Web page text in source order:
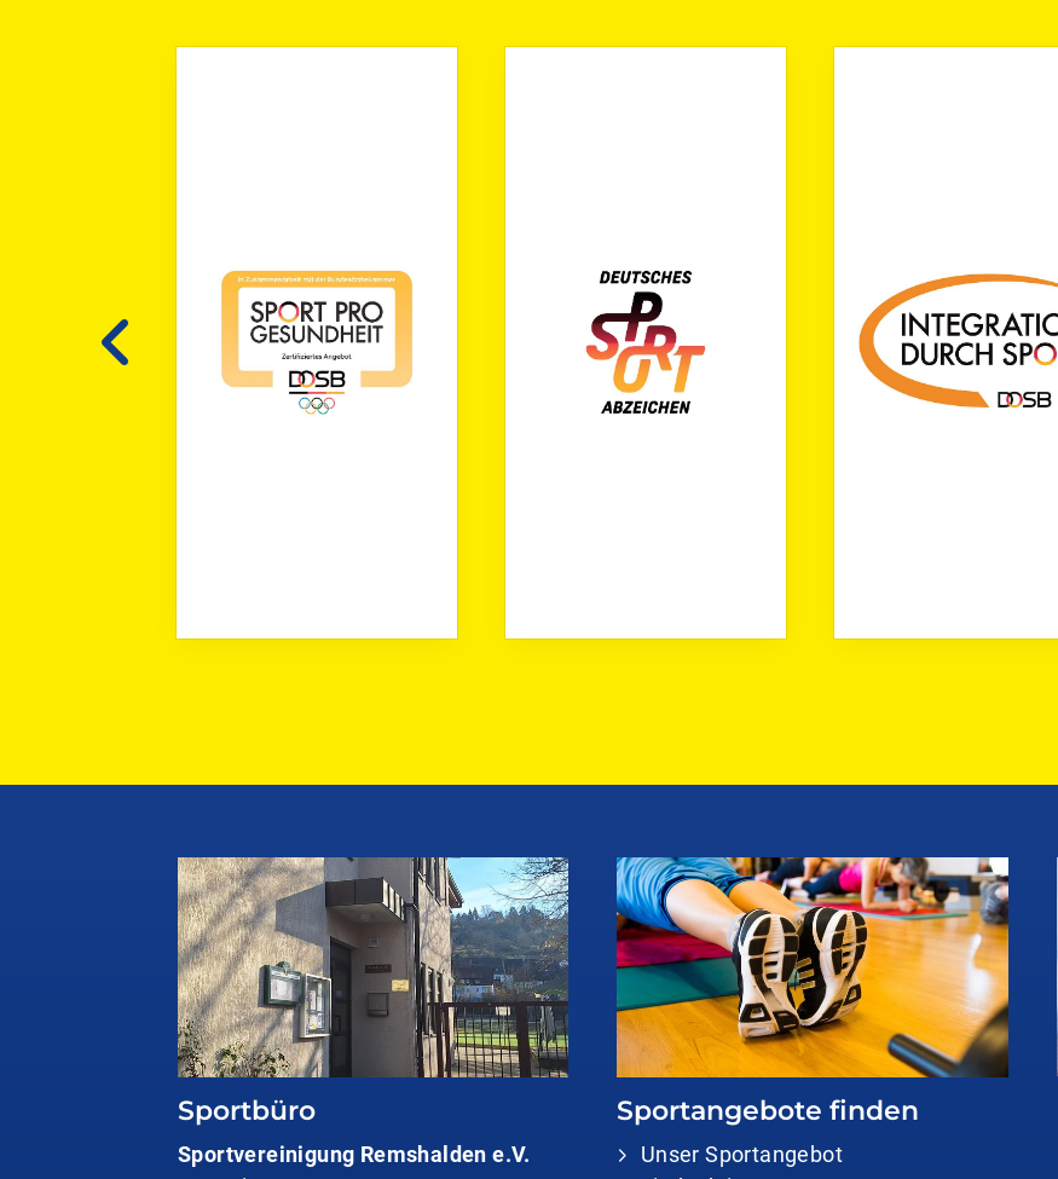
Sportbüro
Sportvereinigung Remshalden e.V.
Sportangebote finden
Unser Sportangebot